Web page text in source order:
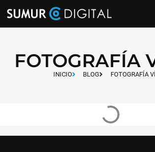
FOTOGRAFÍA
INICIO BLOG FOTOGRAFÍA